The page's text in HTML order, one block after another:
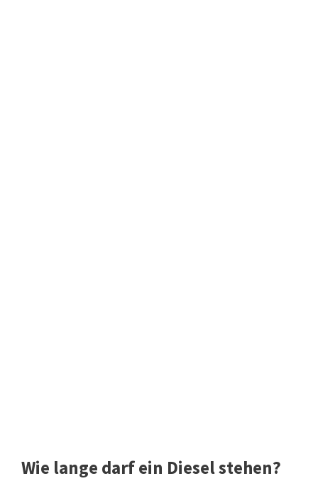
Wie lange darf ein Diesel stehen?